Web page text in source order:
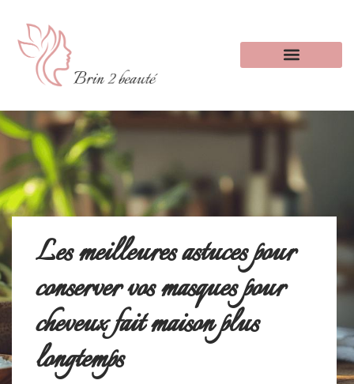
Les meilleures astuces pour
conserver vos masques pour
cheveux fait maison plus
longtemps